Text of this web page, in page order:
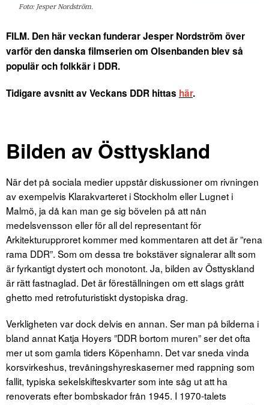
Foto: Jesper Nordström.
FILM. Den här veckan funderar Jesper Nordström över
varför den danska filmserien om Olsenbanden blev så
populär och folkkär i DDR.
Tidigare avsnitt av Veckans DDR hittas här.
Bilden av Östtyskland
När det på sociala medier uppstår diskussioner om rivningen
av exempelvis Klarakvarteret i Stockholm eller Lugnet i
Malmö, ja då kan man ge sig bövelen på att nån
medelsvensson eller för all del representant för
Arkitekturupproret kommer med kommentaren att det är ”rena
rama DDR”. Som om dessa tre bokstäver signalerar allt som
är fyrkantigt dystert och monotont. Ja, bilden av Östtyskland
är rätt fastnaglad. Det är föreställningen om ett slags grått
ghetto med retrofuturistiskt dystopiska drag.
Verkligheten var dock delvis en annan. Ser man på bilderna i
bland annat Katja Hoyers ”DDR bortom muren” ser det ofta
mer ut som gamla tiders Köpenhamn. Det var sneda vinda
korsvirkeshus, trevåningshyreskaserner med rappning som
fallit, typiska sekelskifteskvarter som inte såg ut att ha
renoverats efter bombskador från 1945. I 1970-talets